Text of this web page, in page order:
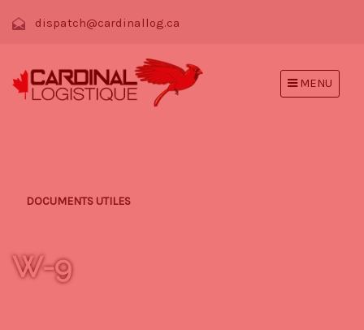
dispatch@cardinallog.ca
MENU
DOCUMENTS UTILES
W-9